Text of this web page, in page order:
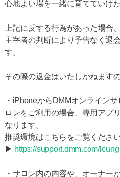
心地よい場を一緒に育てていけ
上記に反する行為があった場合、
主宰者の判断により予告なく退
す。
その際の返金はいたしかねます
・iPhoneからDMMオンライン
ロンをご利用の場合、専用アプ
なります。
推奨環境はこちらをご覧ください
▶ https://support.dmm.com/
・サロン内の内容や、オーナー